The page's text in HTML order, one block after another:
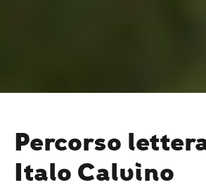
Percorso
Italo Calvino